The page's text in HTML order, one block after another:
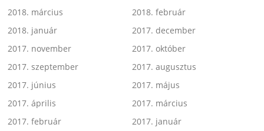
2018. március
2018. február
2018. január
2017. december
2017. november
2017. október
2017. szeptember
2017. augusztus
2017. június
2017. május
2017. április
2017. március
2017. február
2017. január